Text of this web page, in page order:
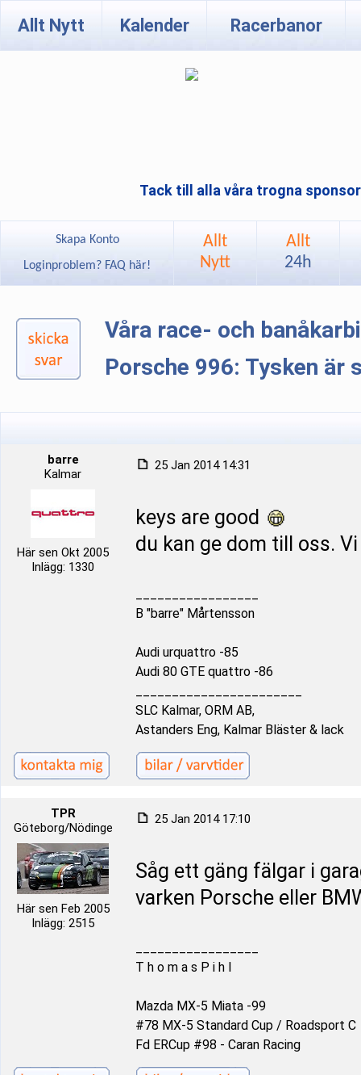
Allt Nytt Kalender Racerbanor
Tack till alla våra trogna
Skapa Konto
Loginproblem? FAQ här!
Allt
Nytt
Allt
24h
Våra race- och
Porsche 996: Tysken är
barre
Kalmar
Här sen Okt 2005
Inlägg: 1330
25 Jan 2014 14:31
keys are good
du kan ge dom till oss.
B "barre" Mårtensson
Audi urquattro -85
Audi 80 GTE quattro -86
SLC Kalmar, ORM AB,
Astanders Eng, Kalmar Bläster & lack
TPR
Göteborg/Nödinge
Här sen Feb 2005
Inlägg: 2515
25 Jan 2014 17:10
Såg ett gäng fälgar i
varken Porsche eller
T h o m a s P i h l
Mazda MX-5 Miata -99
#78 MX-5 Standard Cup / Roadsport C
Fd ERCup #98 - Caran Racing